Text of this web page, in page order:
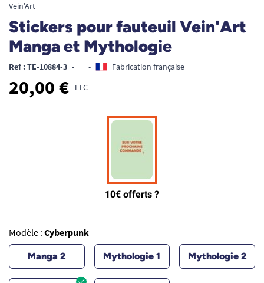
Vein'Art
Stickers pour fauteuil Vein'Art
Manga et Mythologie
Ref : TE-10884-3 • • Fabrication française
20,00 € TTC
Modèle : Cyberpunk
Manga 2 Mythologie 1 Mythologie 2